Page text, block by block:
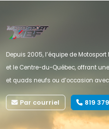
Depuis 2005, l’équipe de
et le Centre-du-Québec, offrant
et quads neufs ou d’occasion
Par courriel 819